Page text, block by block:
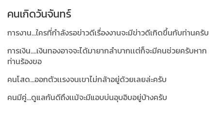
คนเกิดวันจันทร์
การงาน...ใครที่กำลังรอข่าวดีเรื่องงานจะมีข่าวดีเกิดขึ้นกับท่านครับ
การเงิน....เงินทองอาจจะได้มายากลำบากเเต่ก็จะมีคนช่วยครับหาก
ท่านร้องขอ
คนโสด...ออกตัวเเรงจนเขาไม่กล้าอยู่ด้วยเลยล่ะครับ
คนมีคู่...ดูแลกันดีถึงเเม้จะมีแอบบ่นอุบอิบอยู่บ้างครับ